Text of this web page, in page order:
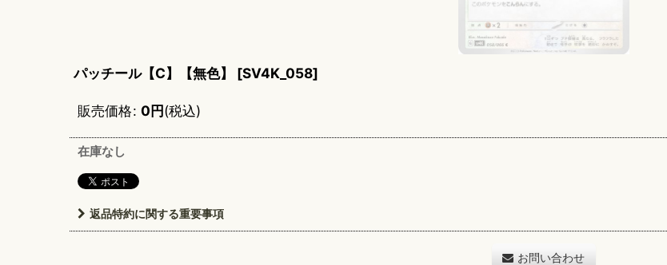
パッチール【C】【無色】 [SV4K_058]
販売価格: 0円(税込)
在庫なし
返品特約に関する重要事項
お問い合わせ